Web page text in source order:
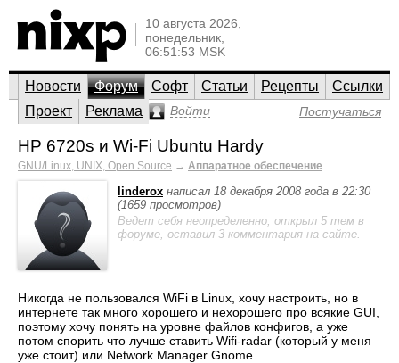
10 августа 2026,
понедельник,
06:51:53 MSK
Новости Форум Софт Статьи Рецепты
Ссылки
Проект
Реклама Войти Постучаться
HP 6720s и Wi-Fi Ubuntu Hardy
GNU/Linux, UNIX, Open Source → Аппаратное обеспечение
linderox написал 18 декабря 2008 года в 22:30
(1659 просмотров)
Ведет себя неопределенно; открыл 5 тем в
форуме, оставил 3 комментария на сайте.
Никогда не пользовался WiFi в Linux, хочу настроить, но в
интернете так много хорошего и нехорошего про всякие GUI,
поэтому хочу понять на уровне файлов конфигов, а уже
потом спорить что лучше ставить Wifi-radar (который у меня
уже стоит) или Network Manager Gnome